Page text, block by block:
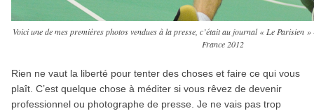
Voici une de mes premières photos vendues à la presse, c’était au journal « Le Parisien
France 2012
Rien ne vaut la liberté pour tenter des choses et faire ce qui vous
plaît. C’est quelque chose à méditer si vous rêvez de devenir
professionnel ou photographe de presse. Je ne vais pas trop